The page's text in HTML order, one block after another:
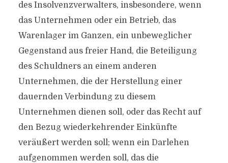
des Insolvenzverwalters, insbesondere, wenn
das Unternehmen oder ein Betrieb, das
Warenlager im Ganzen, ein unbeweglicher
Gegenstand aus freier Hand, die Beteiligung
des Schuldners an einem anderen
Unternehmen, die der Herstellung einer
dauernden Verbindung zu diesem
Unternehmen dienen soll, oder das Recht auf
den Bezug wiederkehrender Einkünfte
veräußert werden soll; wenn ein Darlehen
aufgenommen werden soll, das die